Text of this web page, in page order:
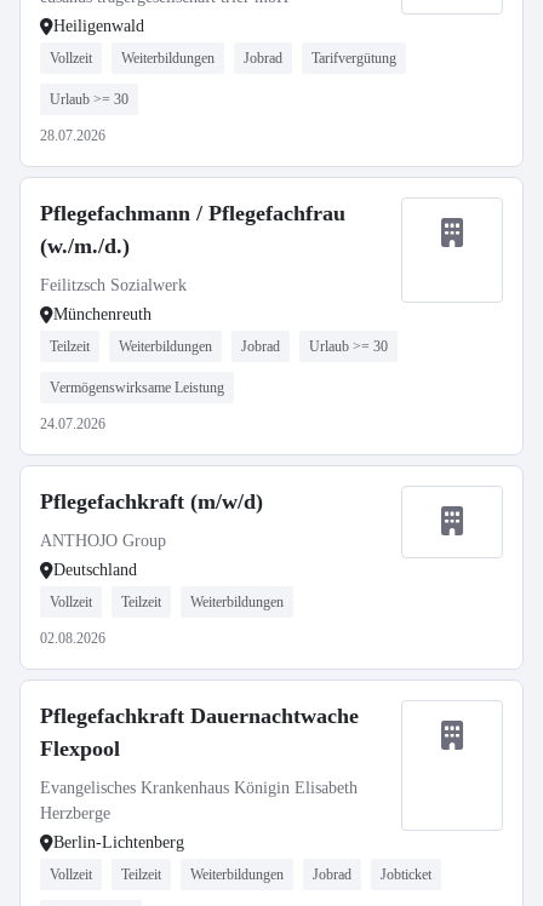
Heiligenwald
Vollzeit Weiterbildungen Jobrad Tarifvergütung
Urlaub >= 30
28.07.2026
Pflegefachmann / Pflegefachfrau
(w./m./d.)
Feilitzsch Sozialwerk
Münchenreuth
Teilzeit Weiterbildungen Jobrad Urlaub >= 30
Vermögenswirksame Leistung
24.07.2026
Pflegefachkraft (m/w/d)
ANTHOJO Group
Deutschland
Vollzeit Teilzeit Weiterbildungen
02.08.2026
Pflegefachkraft Dauernachtwache
Flexpool
Evangelisches Krankenhaus Königin Elisabeth
Herzberge
Berlin-Lichtenberg
Vollzeit Teilzeit Weiterbildungen Jobrad Jobticket